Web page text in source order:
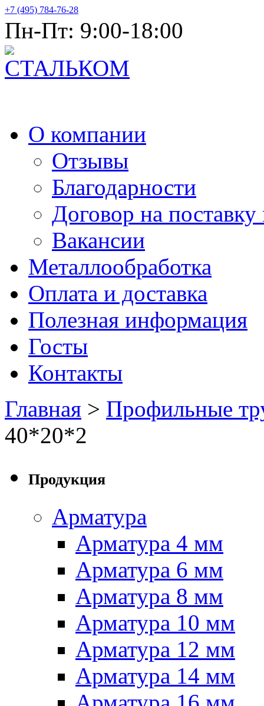
+7 (495) 784-76-28
Пн-Пт: 9:00-18:00
О компании
Отзывы
Благодарности
Договор на поставку
Вакансии
Металлообработка
Оплата и доставка
Полезная информация
Госты
Контакты
Главная > Профильные
40*20*2
Продукция
Арматура
Арматура 4 мм
Арматура 6 мм
Арматура 8 мм
Арматура 10 мм
Арматура 12 мм
Арматура 14 мм